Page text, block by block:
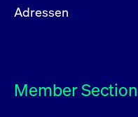
Adressen
Member Section